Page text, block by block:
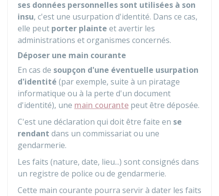
ses données personnelles sont utilisées à son
insu, c'est une usurpation d'identité. Dans ce cas,
elle peut porter plainte et avertir les
administrations et organismes concernés.
Déposer une main courante
En cas de soupçon d'une éventuelle usurpation
d'identité (par exemple, suite à un piratage
informatique ou à la perte d'un document
d'identité), une main courante peut être déposée.
C'est une déclaration qui doit être faite en se
rendant dans un commissariat ou une
gendarmerie.
Les faits (nature, date, lieu...) sont consignés dans
un registre de police ou de gendarmerie.
Cette main courante pourra servir à dater les faits